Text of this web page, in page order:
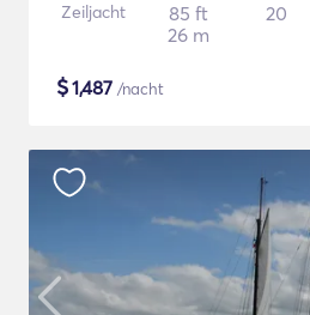
Zeiljacht
85 ft
26 m
20
$1,487 /nacht